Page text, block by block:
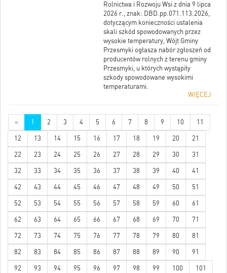
Rolnictwa i Rozwoju Wsi z dnia 9 lipca
2026 r., znak: DBD.pp.071.113.2026,
dotyczącym konieczności ustalenia
skali szkód spowodowanych przez
wysokie temperatury, Wójt Gminy
Przesmyki ogłasza nabór zgłoszeń od
producentów rolnych z terenu gminy
Przesmyki, u których wystąpiły
szkody spowodowane wysokimi
temperaturami.
WIĘCEJ
« 1 2 3 4 5 6 7 8 9 10 11
12 13 14 15 16 17 18 19 20 21
22 23 24 25 26 27 28 29 30 31
32 33 34 35 36 37 38 39 40 41
42 43 44 45 46 47 48 49 50 51
52 53 54 55 56 57 58 59 60 61
62 63 64 65 66 67 68 69 70 71
72 73 74 75 76 77 78 79 80 81
82 83 84 85 86 87 88 89 90 91
92 93 94 95 96 97 98 99 100 101